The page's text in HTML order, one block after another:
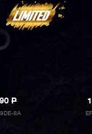
P
8A